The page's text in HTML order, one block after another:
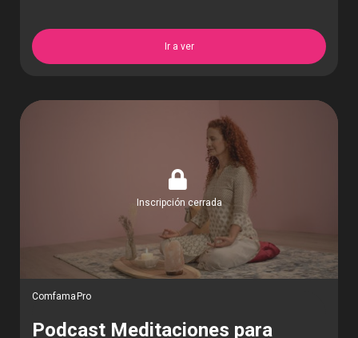
Ir a ver
Inscripción cerrada
ComfamaPro
Podcast Meditaciones para